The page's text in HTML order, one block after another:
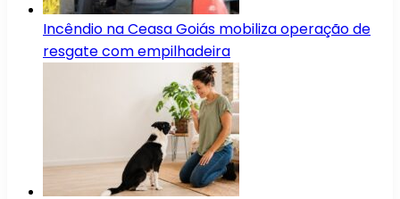
Incêndio na Ceasa Goiás mobiliza operação de
resgate com empilhadeira